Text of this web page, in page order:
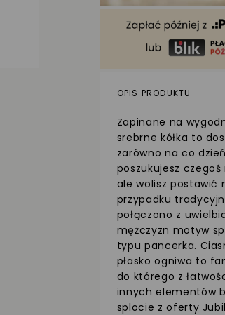
OPIS PRODUKTU
Zapinane na
srebrne kółka to
zarówno na co
poszukujesz
ale wolisz postawić
przypadku
połączono z
mężczyzn motyw
typu pancerka.
płasko ogniwa to
do którego z
innych elementów
splocie z oferty